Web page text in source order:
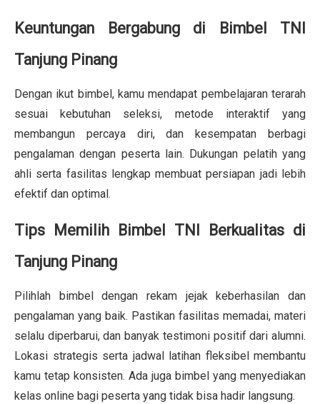
Keuntungan Bergabung di Bimbel TNI
Tanjung Pinang
Dengan ikut bimbel, kamu mendapat pembelajaran terarah
sesuai kebutuhan seleksi, metode interaktif yang
membangun percaya diri, dan kesempatan berbagi
pengalaman dengan peserta lain. Dukungan pelatih yang
ahli serta fasilitas lengkap membuat persiapan jadi lebih
efektif dan optimal.
Tips Memilih Bimbel TNI Berkualitas di
Tanjung Pinang
Pilihlah bimbel dengan rekam jejak keberhasilan dan
pengalaman yang baik. Pastikan fasilitas memadai, materi
selalu diperbarui, dan banyak testimoni positif dari alumni.
Lokasi strategis serta jadwal latihan fleksibel membantu
kamu tetap konsisten. Ada juga bimbel yang menyediakan
kelas online bagi peserta yang tidak bisa hadir langsung.